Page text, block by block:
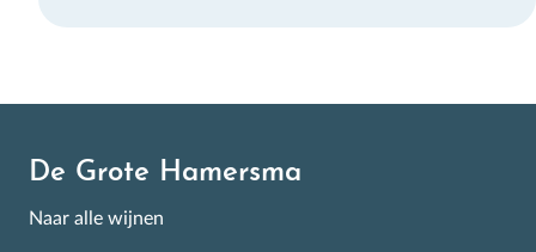
De Grote Hamersma
Naar alle wijnen